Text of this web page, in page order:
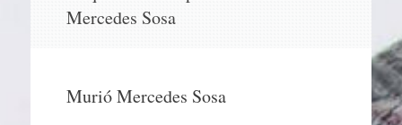
contenidoMercedes Sosa
Murió Mercedes Sosa